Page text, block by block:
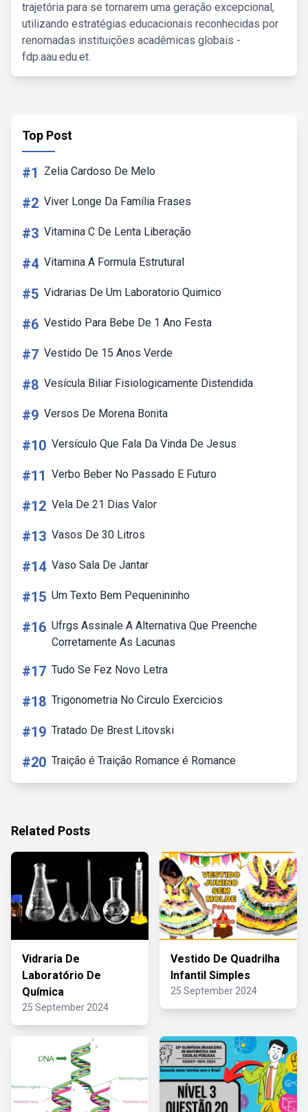
trajetória para se tornarem uma geração excepcional,
utilizando estratégias educacionais reconhecidas por
renomadas instituições acadêmicas globais -
fdp.aau.edu.et.
Top Post
#1 Zelia Cardoso De Melo
#2 Viver Longe Da Família Frases
#3 Vitamina C De Lenta Liberação
#4 Vitamina A Formula Estrutural
#5 Vidrarias De Um Laboratorio Quimico
#6 Vestido Para Bebe De 1 Ano Festa
#7 Vestido De 15 Anos Verde
#8 Vesícula Biliar Fisiologicamente Distendida
#9 Versos De Morena Bonita
#10 Versículo Que Fala Da Vinda De Jesus
#11 Verbo Beber No Passado E Futuro
#12 Vela De 21 Dias Valor
#13 Vasos De 30 Litros
#14 Vaso Sala De Jantar
#15 Um Texto Bem Pequenininho
#16 Ufrgs Assinale A Alternativa Que Preenche
Corretamente As Lacunas
#17 Tudo Se Fez Novo Letra
#18 Trigonometria No Circulo Exercicios
#19 Tratado De Brest Litovski
#20 Traição é Traição Romance é Romance
Related Posts
Vidraria De
Laboratório De
Química
25 September 2024
Vestido De Quadrilha
Infantil Simples
25 September 2024